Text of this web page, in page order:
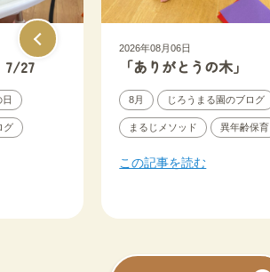
7/27
グ
2026年08月06日
「ありがとうの木」
8月 じろうまる園のブログ
まるじメソッド 異年齢保育
この記事を読む